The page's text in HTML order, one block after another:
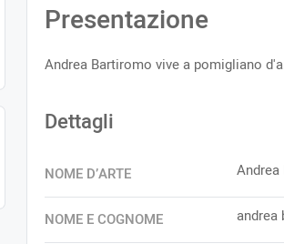
Presentazione
Andrea Bartiromo vive a pomigliano
Dettagli
NOME D’ARTE
NOME E COGNOME andrea